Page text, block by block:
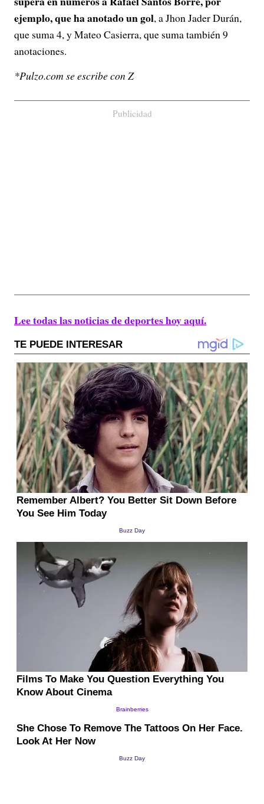
ejemplo, que ha anotado un gol, a Jhon Jader Durán,
que suma 4, y Mateo Casierra, que suma también 9
anotaciones.
*Pulzo.com se escribe con Z
Publicidad
Lee todas las noticias de deportes hoy aquí.